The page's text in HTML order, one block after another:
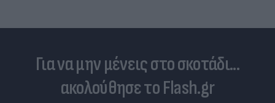
Για να μην μένεις στο σκοτάδι...
ακολούθησε το Flash.gr